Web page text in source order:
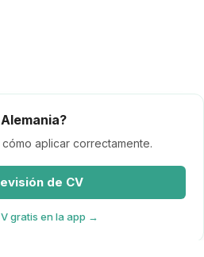
aplicar correctamente.
de CV
gratis en la app →